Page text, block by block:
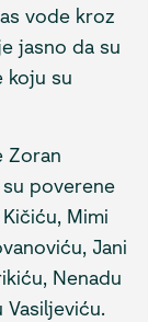
vode kroz
jasno da su
koju su
Zoran
poverene
Mimi
Jani
Nenadu
Vasiljeviću.